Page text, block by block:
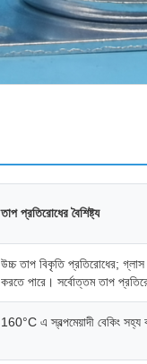
তাপ প্রতিরোধের বৈশিষ্ট্য
উচ্চ তাপ বিকৃতি প্রতিরোধের;
করতে পারে। সর্বোত্তম তাপ
160°C এ স্বল্পমেয়াদী বেকিং